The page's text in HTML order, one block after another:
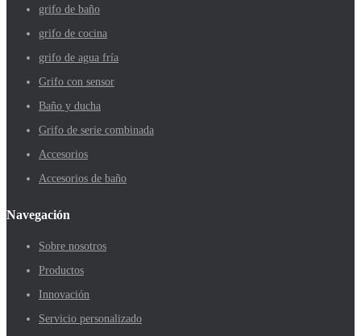
grifo de baño
grifo de cocina
grifo de agua fría
Grifo con sensor
Baño y ducha
Grifo de serie combinada
Accesorios
Accesorios de baño
Navegación
Sobre nosotros
Productos
Innovación
Servicio personalizado